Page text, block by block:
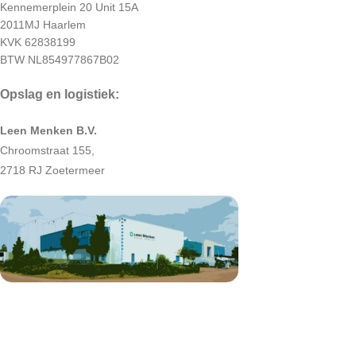
Kennemerplein 20 Unit 15A
2011MJ Haarlem
KVK 62838199
BTW NL854977867B02
Opslag en logistiek:
Leen Menken B.V.
Chroomstraat 155,
2718 RJ Zoetermeer